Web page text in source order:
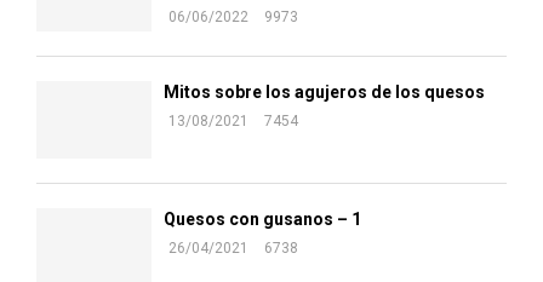
06/06/2022 9973
Mitos sobre los agujeros de los quesos
13/08/2021 7454
Quesos con gusanos – 1
26/04/2021 6738